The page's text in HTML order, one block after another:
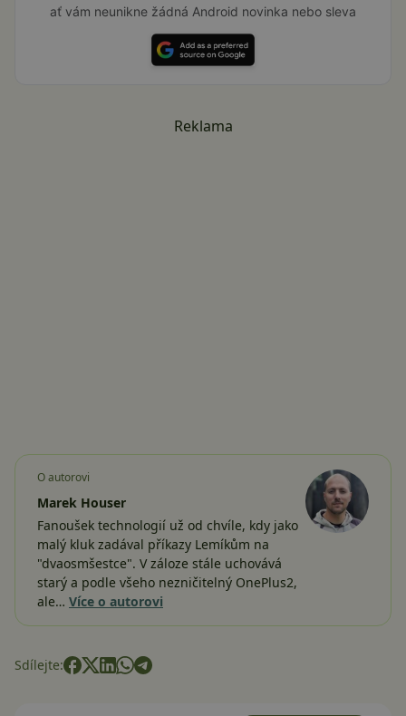
ať vám neunikne žádná Android novinka nebo sleva
Reklama
O autorovi
Marek Houser
Fanoušek technologií už od chvíle, kdy jako
malý kluk zadával příkazy Lemíkům na
"dvaosmšestce". V záloze stále uchovává
starý a podle všeho nezničitelný OnePlus2,
ale… Více o autorovi
Sdílejte: